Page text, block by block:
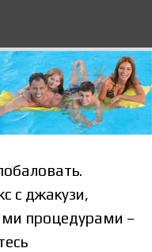
с джакузи,
процедурами –